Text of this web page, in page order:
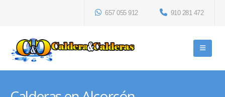
657 055 912 910 281 472